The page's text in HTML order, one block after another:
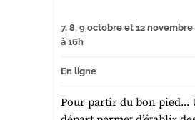
7, 8, 9 octobre et 12 novembre 2026 de 13h30
à 16h
En ligne
Pour partir du bon pied…